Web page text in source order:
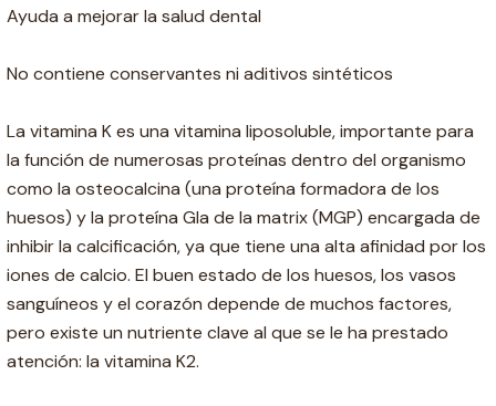
Ayuda a mejorar la salud dental
No contiene conservantes ni aditivos sintéticos
La vitamina K es una vitamina liposoluble, importante para
la función de numerosas proteínas dentro del organismo
como la osteocalcina (una proteína formadora de los
huesos) y la proteína Gla de la matrix (MGP) encargada de
inhibir la calcificación, ya que tiene una alta afinidad por los
iones de calcio. El buen estado de los huesos, los vasos
sanguíneos y el corazón depende de muchos factores,
pero existe un nutriente clave al que se le ha prestado
atención: la vitamina K2.